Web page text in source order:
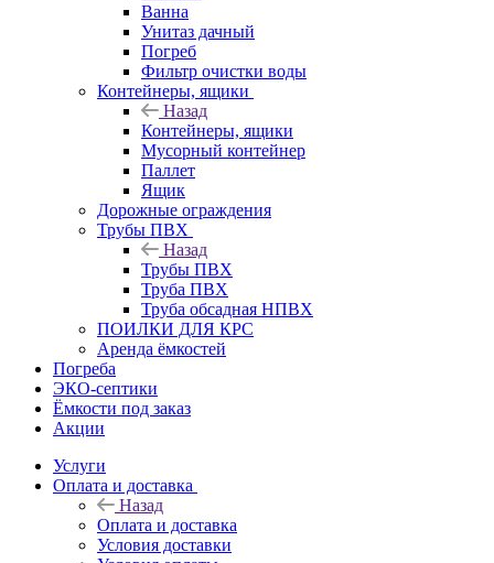
Ванна
Унитаз дачный
Погреб
Фильтр очистки воды
Контейнеры, ящики
Назад
Контейнеры, ящики
Мусорный контейнер
Паллет
Ящик
Дорожные ограждения
Трубы ПВХ
Назад
Трубы ПВХ
Труба ПВХ
Труба обсадная НПВХ
ПОИЛКИ ДЛЯ КРС
Аренда ёмкостей
Погреба
ЭКО-септики
Ёмкости под заказ
Акции
Услуги
Оплата и доставка
Назад
Оплата и доставка
Условия доставки